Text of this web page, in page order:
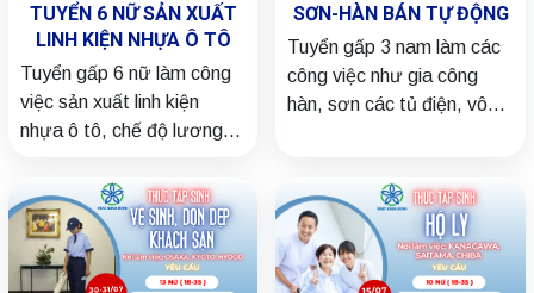
TUYỂN 6 NỮ SẢN XUẤT
LINH KIỆN NHỰA Ô TÔ
Tuyển gấp 6 nữ làm công
việc sản xuất linh kiện
nhựa ô tô, chế độ lương
liên hệ đăng ký ngay nhé!
SƠN-HÀN BÁN TỰ ĐỘNG
Tuyển gấp 3 nam làm các
công việc như gia công
hàn, sơn các tủ điện, vô
phúc lợi hấp dẫn. Hãy liên
hệ đăng ký ngay nhé!